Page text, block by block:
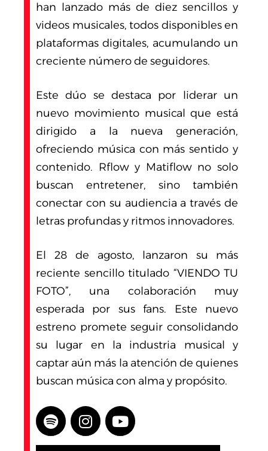
han lanzado más de diez sencillos y
videos musicales, todos disponibles en
plataformas digitales, acumulando un
creciente número de seguidores.
Este dúo se destaca por liderar un
nuevo movimiento musical que está
dirigido a la nueva generación,
ofreciendo música con más sentido y
contenido. Rflow y Matiflow no solo
buscan entretener, sino también
conectar con su audiencia a través de
letras profundas y ritmos innovadores.
El 28 de agosto, lanzaron su más
reciente sencillo titulado “VIENDO TU
FOTO”, una colaboración muy
esperada por sus fans. Este nuevo
estreno promete seguir consolidando
su lugar en la industria musical y
captar aún más la atención de quienes
buscan música con alma y propósito.